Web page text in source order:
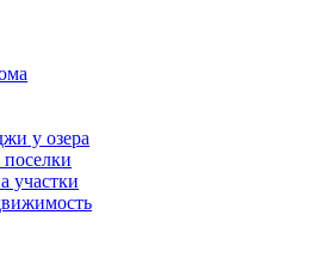
у озера
участки